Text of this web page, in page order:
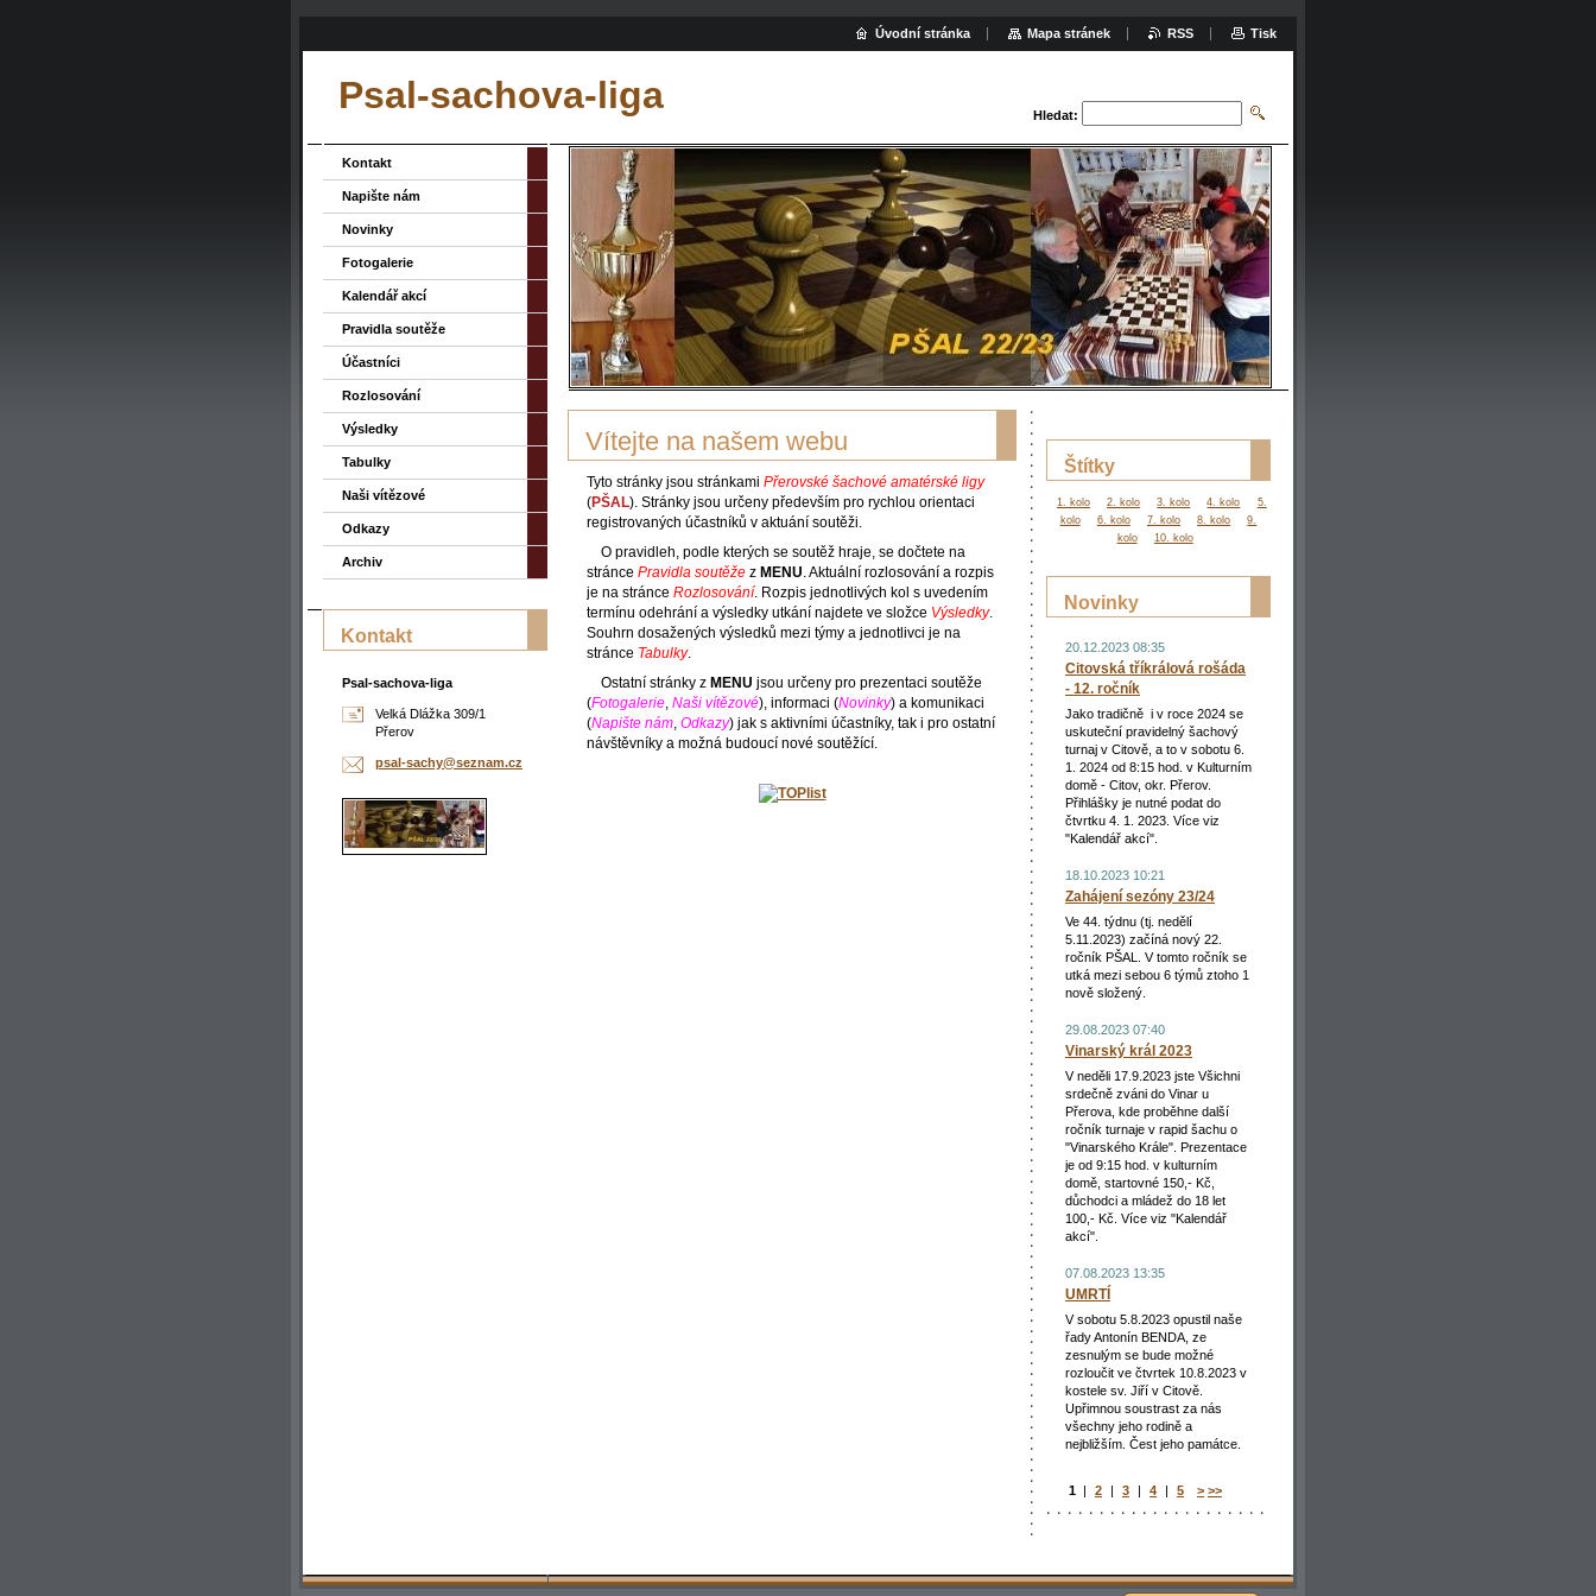
Psal-sachova-liga Hledat:
Vítejte na našem webu
Tyto stránky jsou stránkami Přerovské šachové amatérské ligy
(PŠAL). Stránky jsou určeny především pro rychlou orientaci
registrovaných účastníků v aktuání soutěži.
O pravidleh, podle kterých se soutěž hraje, se dočtete na
stránce Pravidla soutěže z MENU. Aktuální rozlosování a rozpis
je na stránce Rozlosování. Rozpis jednotlivých kol s uvedením
termínu odehrání a výsledky utkání najdete ve složce Výsledky.
Souhrn dosažených výsledků mezi týmy a jednotlivci je na
stránce Tabulky.
Ostatní stránky z MENU jsou určeny pro prezentaci soutěže
(Fotogalerie, Naši vítězové), informaci (Novinky) a komunikaci
(Napište nám, Odkazy) jak s aktivními účastníky, tak i pro ostatní
návštěvníky a možná budoucí nové soutěžící.
Štítky
1. kolo 2. kolo 3. kolo 4. kolo
5.
kolo
6. kolo 7. kolo 8. kolo
9.
kolo
10. kolo
Novinky
20.12.2023 08:35
Citovská tříkrálová rošáda
- 12. ročník
Jako tradičně i v roce 2024 se
uskuteční pravidelný šachový
turnaj v Citově, a to v sobotu 6.
1. 2024 od 8:15 hod. v Kulturním
domě - Citov, okr. Přerov.
Přihlášky je nutné podat do
čtvrtku 4. 1. 2023. Více viz
"Kalendář akcí".
18.10.2023 10:21
Zahájení sezóny 23/24
Ve 44. týdnu (tj. nedělí
5.11.2023) začíná nový 22.
ročník PŠAL. V tomto ročník se
utká mezi sebou 6 týmů ztoho 1
nově složený.
29.08.2023 07:40
Vinarský král 2023
V neděli 17.9.2023 jste Všichni
srdečně zváni do Vinar u
Přerova, kde proběhne další
ročník turnaje v rapid šachu o
"Vinarského Krále". Prezentace
je od 9:15 hod. v kulturním
domě, startovné 150,- Kč,
důchodci a mládež do 18 let
100,- Kč. Více viz "Kalendář
akcí".
07.08.2023 13:35
UMRTÍ
V sobotu 5.8.2023 opustil naše
řady Antonín BENDA, ze
zesnulým se bude možné
rozloučit ve čtvrtek 10.8.2023 v
kostele sv. Jiří v Citově.
Upřimnou soustrast za nás
všechny jeho rodině a
nejbližším. Čest jeho památce.
1 | 2 | 3 | 4 | 5 > >>
Kontakt
Napište nám
Novinky
Fotogalerie
Kalendář akcí
Pravidla soutěže
Účastníci
Rozlosování
Výsledky
Tabulky
Naši vítězové
Odkazy
Archiv
Kontakt
Psal-sachova-liga
Velká Dlážka 309/1
Přerov
psal-sachy@seznam.cz
Úvodní stránka Mapa stránek RSS Tisk